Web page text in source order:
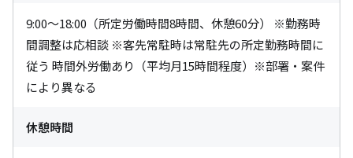
9:00〜18:00（所定労働時間8時間、休憩60分） ※勤務時
間調整は応相談 ※客先常駐時は常駐先の所定勤務時間に
従う 時間外労働あり（平均月15時間程度）※部署・案件
により異なる
休憩時間